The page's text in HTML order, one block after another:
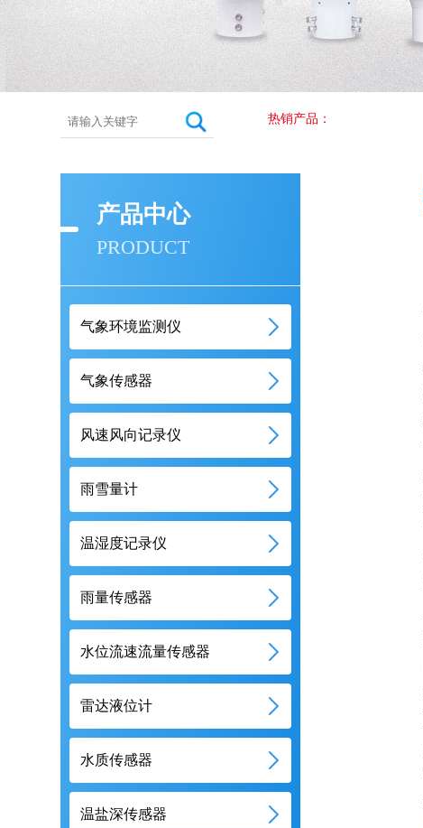
热销产品：
产品中心
PRODUCT
气象环境监测仪
气象传感器
风速风向记录仪
雨雪量计
温湿度记录仪
雨量传感器
水位流速流量传感器
雷达液位计
水质传感器
温盐深传感器